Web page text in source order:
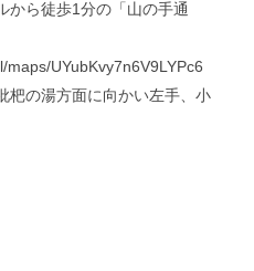
から徒歩1分の「山の手通
maps/UYubKvy7n6V9LYPc6
杷の湯方面に向かい左手、小